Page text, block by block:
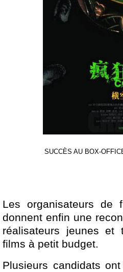
SUCCÈS AU BOX-
Les organisateurs de
donnent enfin une
réalisateurs jeunes et
films à petit budget.
Plusieurs candidats